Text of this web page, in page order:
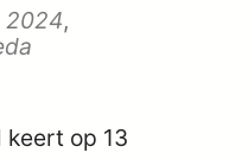
2024,
keert op 13